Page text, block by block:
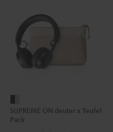
ON
deuter
SUPREME ON deuter x Teufel
Pack